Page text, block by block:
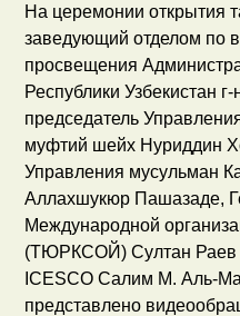
На церемонии открытия
заведующий отделом по
просвещения
Республики Узбекистан
председатель
муфтий шейх Нуриддин
Управления мусульман
Аллахшукюр Пашазаде,
Международной
(ТЮРКСОЙ) Султан Раев
ICESCO Салим М. Аль-
представлено